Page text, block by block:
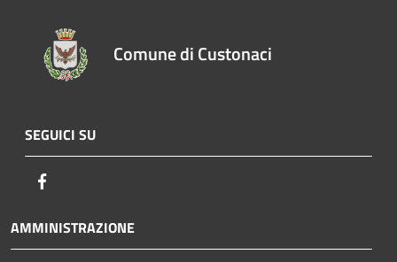
Comune di Custonaci
SEGUICI SU
AMMINISTRAZIONE